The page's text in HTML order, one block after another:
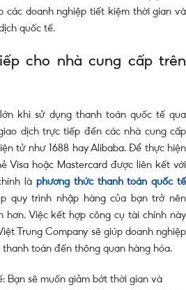
các doanh nghiệp tiết kiệm thời gian và
quốc tế.
cho nhà cung cấp trên
khi sử dụng thanh toán quốc tế qua
dịch trực tiếp đến các nhà cung cấp
tử như 1688 hay Alibaba. Để thực hiện
Visa hoặc Mastercard được liên kết với
là phương thức thanh toán quốc tế
quy trình nhập hàng của bạn trở nên
hơn. Việc kết hợp công cụ tài chính này
Trung Company sẽ giúp doanh nghiệp
toán đến thông quan hàng hóa.
Bạn sẽ muốn giảm bớt thời gian và